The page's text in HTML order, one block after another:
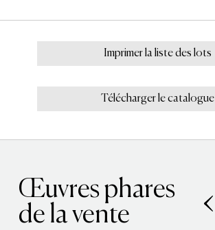
Imprimer la liste des lots
Télécharger le catalogue
Œuvres phares
de la vente